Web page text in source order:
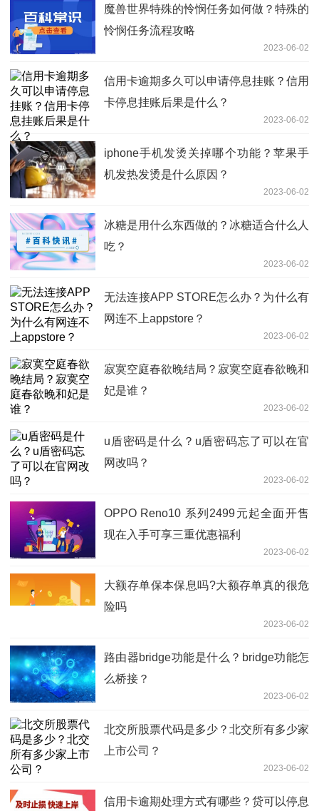
魔兽世界特殊的怜悯任务如何做？特殊的
怜悯任务流程攻略
2023-06-02
信用卡逾期多久可以申请停息挂账？信用
卡停息挂账后果是什么？
2023-06-02
iphone手机发烫关掉哪个功能？苹果手
机发热发烫是什么原因？
2023-06-02
冰糖是用什么东西做的？冰糖适合什么人
吃？
2023-06-02
无法连接APP STORE怎么办？为什么有
网连不上appstore？
2023-06-02
寂寞空庭春欲晚结局？寂寞空庭春欲晚和
妃是谁？
2023-06-02
u盾密码是什么？u盾密码忘了可以在官
网改吗？
2023-06-02
OPPO Reno10 系列2499元起全面开售
现在入手可享三重优惠福利
2023-06-02
大额存单保本保息吗?大额存单真的很危
险吗
2023-06-02
路由器bridge功能是什么？bridge功能怎
么桥接？
2023-06-02
北交所股票代码是多少？北交所有多少家
上市公司？
2023-06-02
信用卡逾期处理方式有哪些？贷可以停息